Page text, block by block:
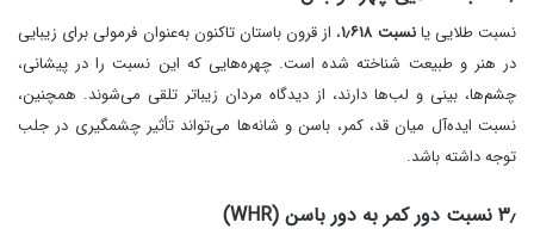
نسبت طلایی یانسبت ۱٫۶۱۸
، از قرون باستان تاکنون به‌عنوان فرمولی برای زیبایی
در هنر و طبیعت شناخته شده است. چهره‌هایی که این نسبت را در پیشانی،
چشم‌ها، بینی و لب‌ها دارند، از دیدگاه مردان زیباتر تلقی می‌شوند. همچنین،
نسبت ایده‌آل میان قد، کمر، باسن و شانه‌ها می‌تواند تأثیر چشمگیری در جلب
توجه داشته باشد.
۳٫ نسبت دور کمر به دور باسن (WHR)